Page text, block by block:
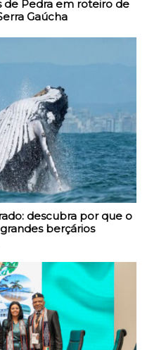
de Pedra em roteiro de
Gaúcha
descubra por que o
berçários